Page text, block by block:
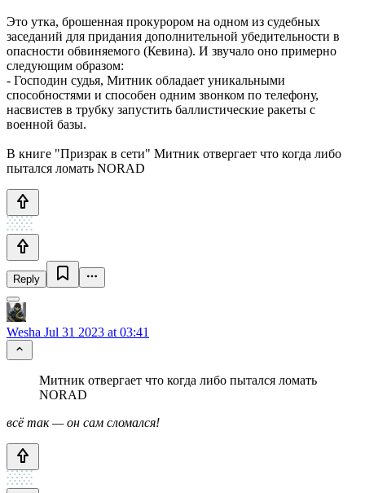
Это утка, брошенная прокурором на одном из судебных
заседаний для придания дополнительной убедительности в
опасности обвиняемого (Кевина). И звучало оно примерно
следующим образом:
- Господин судья, Митник обладает уникальными
способностями и способен одним звонком по телефону,
насвистев в трубку запустить баллистические ракеты с
военной базы.
В книге "Призрак в сети" Митник отвергает что когда либо
пытался ломать NORAD
Reply
Wesha Jul 31 2023 at 03:41
Митник отвергает что когда либо пытался ломать
NORAD
всё так — он сам сломался!